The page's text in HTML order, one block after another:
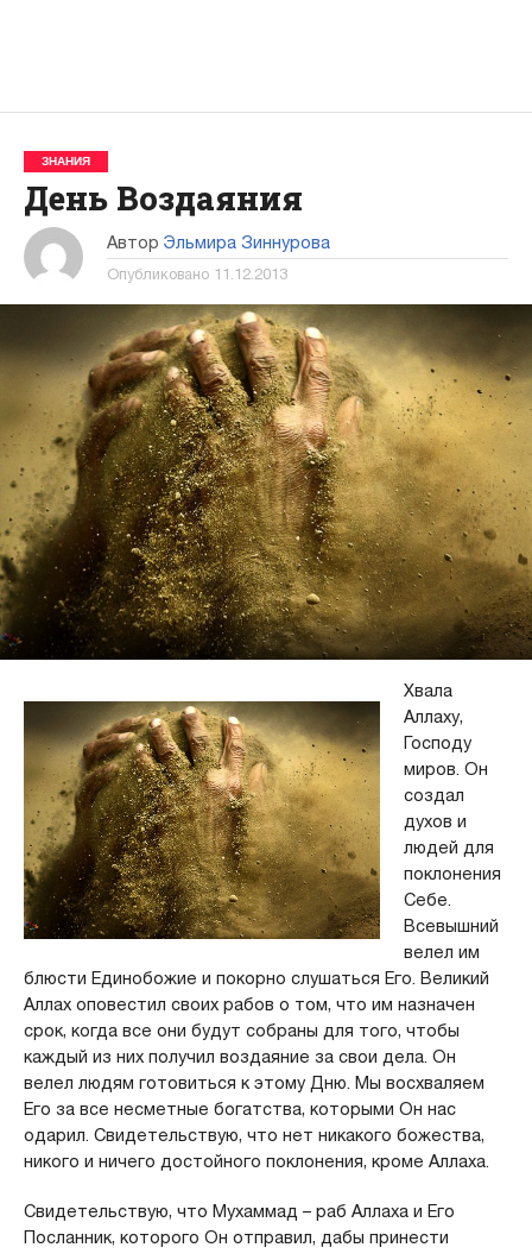
ЗНАНИЯ
День Воздаяния
Автор Эльмира Зиннурова
Опубликовано 11.12.2013
Хвала
Аллаху,
Господу
миров. Он
создал
духов и
людей для
поклонения
Себе.
Всевышний
велел им
блюсти Единобожие и покорно слушаться Его. Великий
Аллах оповестил своих рабов о том, что им назначен
срок, когда все они будут собраны для того, чтобы
каждый из них получил воздаяние за свои дела. Он
велел людям готовиться к этому Дню. Мы восхваляем
Его за все несметные богатства, которыми Он нас
одарил. Свидетельствую, что нет никакого божества,
никого и ничего достойного поклонения, кроме Аллаха.
Свидетельствую, что Мухаммад – раб Аллаха и Его
Посланник, которого Он отправил, дабы принести